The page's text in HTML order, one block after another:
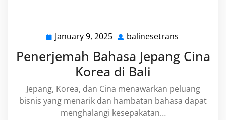
January 9, 2025 January
2025
balinesetrans
Penerjemah Bahasa Jepang Cina
Korea di Bali
Jepang, Korea, dan Cina menawarkan peluang
bisnis yang menarik dan hambatan bahasa dapat
menghalangi kesepakatan…